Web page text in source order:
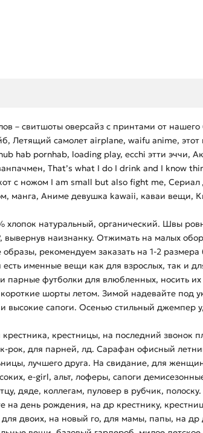
– свитшоты оверсайз с принтами от
самолет airplane, waifu anime, этот
hab pornhab, loading play, ecchi этти эччи,
That’s what I do I drink and I know
с ножом I am small but also fight me, Сериал
манга, Аниме девушка kawaii, каваи вещи,
натуральный, органический. Швы
наизнанку. Отжимать на малых
рекомендуем заказать на 1-2
именные вещи как для взрослых, так и
футболки для влюбленных, носить
шорты летом. Зимой надевайте под
высокие сапоги. Осенью стильный джемпер
крестницы, на последний звонок
рок, для парней, лд. Сарафан офисный
лучшего друга. На свидание, для
e-girl, альт, лоферы, сапоги
дяде, коллегам, пуловер в рубчик,
на день рождения, на др крестнику,
двоих, на новый го, для мамы, папы, на др